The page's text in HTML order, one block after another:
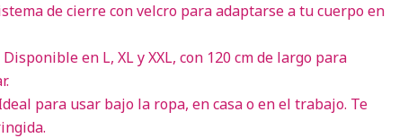
de cierre con velcro para adaptarse a tu cuerpo en
Disponible en L, XL y XXL, con 120 cm de largo para
para usar bajo la ropa, en casa o en el trabajo. Te